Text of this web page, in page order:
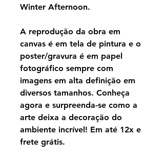
Winter Afternoon.
A reprodução da obra em
canvas é em tela de pintura e o
poster/gravura é em papel
fotográfico sempre com
imagens em alta definição em
diversos tamanhos. Conheça
agora e surpreenda-se como a
arte deixa a decoração do
ambiente incrível! Em até 12x e
frete grátis.